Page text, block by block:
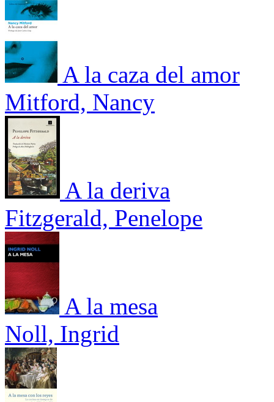
A la caza del amor
Mitford, Nancy
A la deriva
Fitzgerald, Penelope
A la mesa
Noll, Ingrid